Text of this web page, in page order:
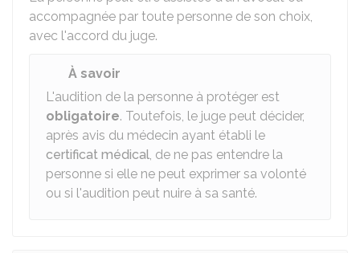
accompagnée par toute personne de son choix,
avec l'accord du juge.
À savoir
L'audition de la personne à protéger est
obligatoire. Toutefois, le juge peut décider,
après avis du médecin ayant établi le
certificat médical, de ne pas entendre la
personne si elle ne peut exprimer sa volonté
ou si l'audition peut nuire à sa santé.